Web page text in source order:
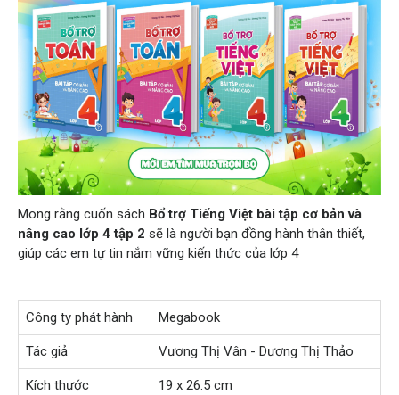
Mong rằng cuốn sách Bổ trợ Tiếng Việt bài tập cơ bản và
nâng cao lớp 4 tập 2 sẽ là người bạn đồng hành thân thiết,
giúp các em tự tin nắm vững kiến thức của lớp 4
Công ty phát hành Megabook
Tác giả Vương Thị Vân - Dương Thị Thảo
Kích thước 19 x 26.5 cm